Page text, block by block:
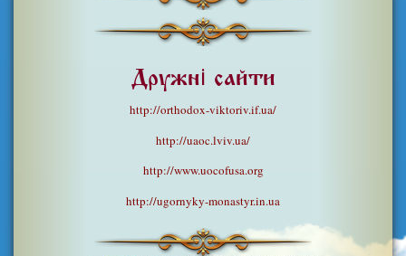
Дружні сайти
http://orthodox-viktoriv.if.ua/
http://uaoc.lviv.ua/
http://www.uocofusa.org
http://ugornyky-monastyr.in.ua